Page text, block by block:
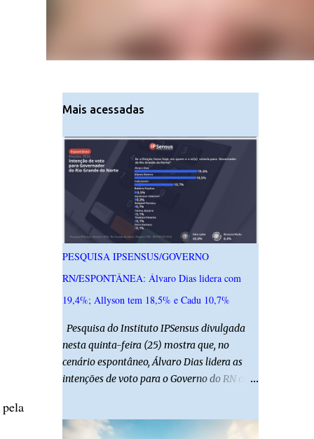
Mais acessadas
PESQUISA IPSENSUS/GOVERNO
RN/ESPONTÂNEA: Álvaro Dias lidera com
19,4%; Allyson tem 18,5% e Cadu 10,7%
Pesquisa do Instituto IPSensus divulgada
nesta quinta-feira (25) mostra que, no
cenário espontâneo, Álvaro Dias lidera as
intenções de voto para o Governo do RN com
somaram 6,4% e outros 43,8% não